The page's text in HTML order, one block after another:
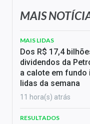
MAIS
MAIS LIDAS
Dos R$ 17,4
dividendos da
a calote em
lidas da semana
11 hora(s) atrás
RESULTADOS